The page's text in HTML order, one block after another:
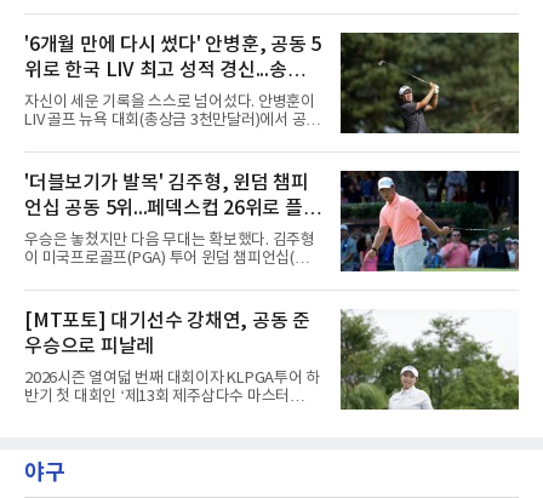
드 각축전을 치렀다.이진경은 1라운드 초반 주
춤했지만 후반 홀에서 맹타를 퍼부으며
위에 복귀했다.김주형은 10일(한국시간) 발표된
남자 골프 세계랭킹에서 지난주보다 3계단 오른
30위에 이름을 올렸다. 이날 미국 노스캐롤라이
나주 그린즈버러의 세지필드 컨트리클럽(파70)
에서 끝난 윈덤 챔피언십에서 최종 합계 15언더
파 265타로 공동 5위에 오른 결과다. 지난해 3월
이후 처음으로 30위권에 들었다.반등의 폭이 컸
지 이후 150위까지 떨어진 바 있다. 그러나 6월
US오픈 3위로 부활의 신호
'6개월 만에 다시 썼다' 안병훈, 공동 5
위로 한국 LIV 최고 성적 경신...송영한
도 톱10
자신이 세운 기록을 스스로 넘어섰다. 안병훈이
LIV 골프 뉴욕 대회(총상금 3천만달러)에서 공동
병훈은 10일(한국시간) 미국 뉴저지주 베드민스
터의 트럼프 내셔널 골프 클럽 베드민스터(파
71)에서 열린 최종 4라운드에서 버디 5개와 보
기 3개를 묶어 2언더파 69타를 쳤다. 최종 합계
7언더파 277타로 5위, 우승자 호아킨 니만(칠레
·16언더파 268타)과는 9타 차였다.기록의 의미
가 크다. 올해 LIV 골프로 이적해 새로 만들어진
위를 뛰어넘는 최고 성적을 냈다. 당시 그는
2022년 출범한 LIV 골프에서
'더블보기가 발목' 김주형, 윈덤 챔피
언십 공동 5위...페덱스컵 26위로 플레
이오프행
우승은 놓쳤지만 다음 무대는 확보했다. 김주형
이 미국프로골프(PGA) 투어 윈덤 챔피언십(총
10일(한국시간) 미국 노스캐롤라이나주 그린즈
버러의 세지필드 컨트리클럽(파70)에서 열린 최
종 4라운드에서 버디 3개를 잡았으나 보기 1개
와 더블보기 1개가 나오며 이븐파 70타에 그쳤
다. 최종 합계 15언더파 265타로 해리 홀(잉글랜
드)과 공동 5위였다. 우승자 마이클 브레넌(미국
·22언더파 258타)과는 7타 차다.기회는 있었다.
에 1타 뒤진 3위로 시즌 2승을 노렸다. 그러나 마
지막 날 타수를 줄이지 못하며
[MT포토] 대기선수 강채연, 공동 준
우승으로 피날레
2026시즌 열여덟 번째 대회이자 KLPGA투어 하
반기 첫 대회인 ‘제13회 제주삼다수 마스터
드 경기가 펼쳐졌다.강채연이 18번 홀에서 경기
하고 있다.
야구